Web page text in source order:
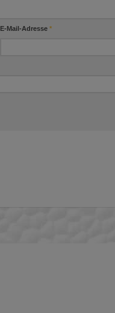
E-Mail-Adresse*